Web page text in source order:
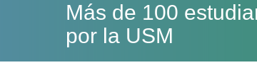
Más de 100
por la USM